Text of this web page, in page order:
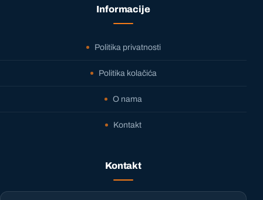
Informacije
Politika privatnosti
Politika kolačića
O nama
Kontakt
Kontakt